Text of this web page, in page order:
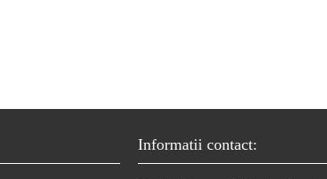
Informatii contact: